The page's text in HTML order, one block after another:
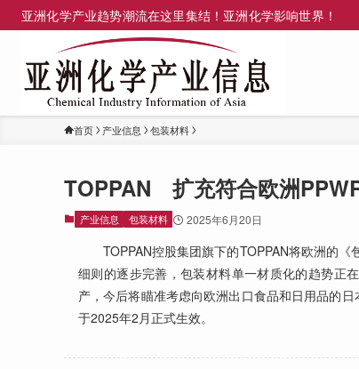
亚洲化学产业趋势潮流在这里集结！亚洲化学影响世界！
首页 产业信息 包装材料
TOPPAN 扩充符合欧洲
产业信息 包装材料 2025年6月20日
TOPPAN控股集团旗下的TOPPAN将欧洲的《
细则的逐步完善，包装材料单一材质化的趋势正
产，今后将瞄准考虑向欧洲出口食品和日用品的
于2025年2月正式生效。